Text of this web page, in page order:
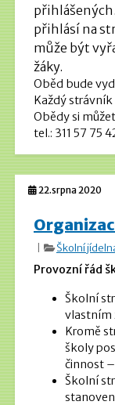
přihlášených.
přihlásí na
může být
žáky.
Oběd bude
Každý
Obědy si
tel.: 311 57 75
22.srpna 2020
Školní
Provozní řád
Školní
vlastním
Kromě
školy
činnost
Školní